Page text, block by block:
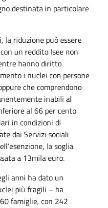
destinata in particolare
la riduzione può essere
un reddito Isee non
hanno diritto
i nuclei con persone
che comprendono
inabili al
al 66 per cento
in condizioni di
dai Servizi sociali
la soglia
a 13mila euro.
anni ha dato un
più fragili – ha
famiglie, con 242